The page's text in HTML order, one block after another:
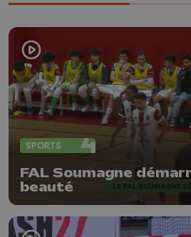
SPORTS
FAL Soumagne
beauté